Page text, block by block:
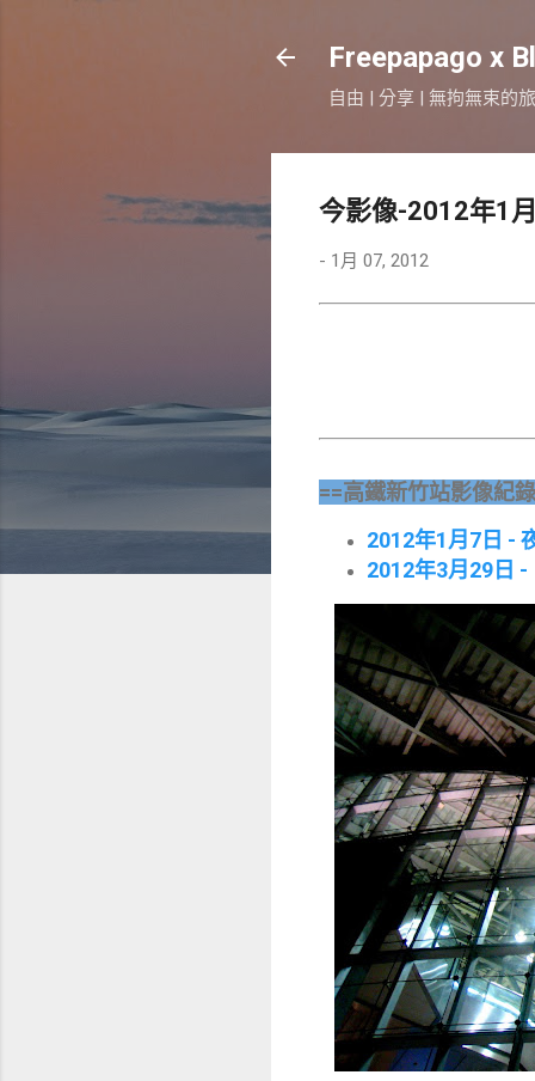
Freepapago x
自由 | 分享 | 無拘無束的
今影像-2012年1
- 1月 07, 2012
==高鐵新竹站影像紀
2012年1月7日 -
2012年3月29日 -